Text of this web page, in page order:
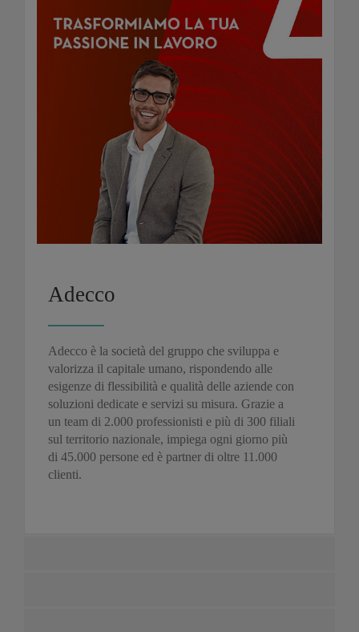
Adecco
Adecco è la società del gruppo che sviluppa e
valorizza il capitale umano, rispondendo alle
esigenze di flessibilità e qualità delle aziende con
soluzioni dedicate e servizi su misura. Grazie a
un team di 2.000 professionisti e più di 300 filiali
sul territorio nazionale, impiega ogni giorno più
di 45.000 persone ed è partner di oltre 11.000
clienti.